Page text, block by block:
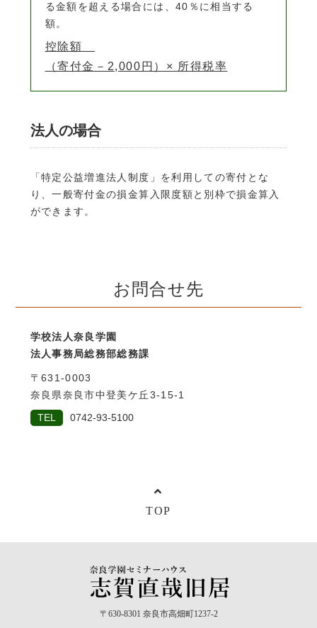
る金額を超える場合には、40％に相当する
額。
控除額
（寄付金－2,000円）× 所得税率
法人の場合
「特定公益増進法人制度」を利用しての寄付とな
り、一般寄付金の損金算入限度額と別枠で損金算入
ができます。
お問合せ先
学校法人奈良学園
法人事務局総務部総務課
〒631-0003
奈良県奈良市中登美ケ丘3-15-1
TEL 0742-93-5100
TOP
〒630-8301 奈良市高畑町1237-2